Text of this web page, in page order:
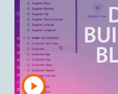
verdade
Unifique, controle e
Explore o